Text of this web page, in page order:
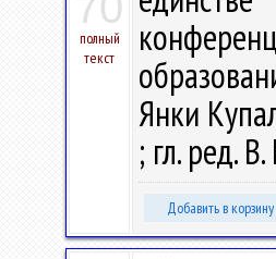
полный
текст
Янки
; гл. ред.
Добавить в корзину